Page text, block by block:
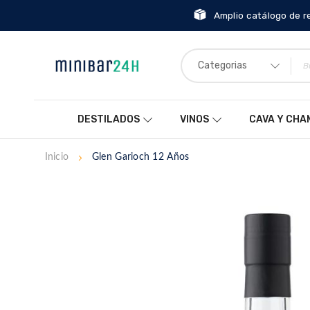
Amplio catálogo de
Categorias
DESTILADOS VINOS CAVA Y
Inicio Glen Garioch 12 Años